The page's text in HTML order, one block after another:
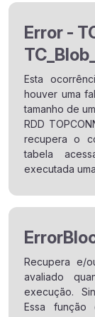
Error -
Esta
houver uma
tamanho de
RDD
recupera o
tabela
executada
Recupera e/
avaliado
execução.
Essa função